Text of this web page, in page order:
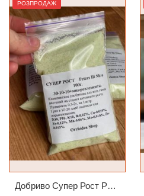
РОЗПРОДАЖ
Добриво Супер Рост Peters Hi Nitro 30-10-10 + мікроелементи